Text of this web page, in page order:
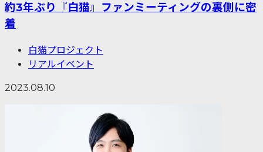
約3年ぶり『白猫』ファンミーティングの裏側に密
着
白猫プロジェクト
リアルイベント
2023.08.10